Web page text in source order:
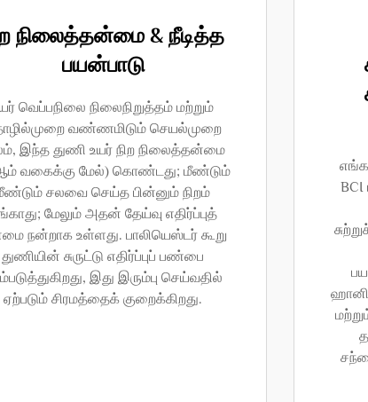
நிலைத்தன்மை & நீடித்த
பயன்பாடு
வெப்பநிலை நிலைநிறுத்தம் மற்றும்
வண்ணமிடும் செயல்முறை
இந்த துணி உயர் நிற நிலைத்தன்மை
வகைக்கு மேல்) கொண்டது; மீண்டும்
சலவை செய்த பின்னும் நிறம்
மேலும் அதன் தேய்வு எதிர்ப்புத்
நன்றாக உள்ளது. பாலியெஸ்டர் கூறு
துணியின் சுருட்டு எதிர்ப்புப் பண்பை
இது இரும்பு செய்வதில்
ஏற்படும் சிரமத்தைக் குறைக்கிறது.
BCI